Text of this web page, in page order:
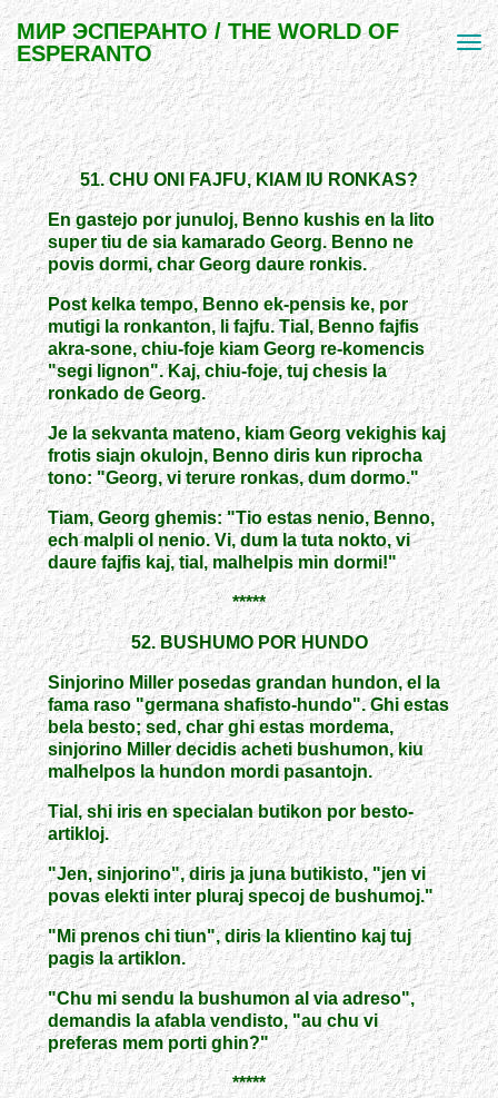
МИР ЭСПЕРАНТО / THE WORLD OF
ESPERANTO
51. CHU ONI FAJFU, KIAM IU RONKAS?
En gastejo por junuloj, Benno kushis en la lito
super tiu de sia kamarado Georg. Benno ne
povis dormi, char Georg daure ronkis.
Post kelka tempo, Benno ek-pensis ke, por
mutigi la ronkanton, li fajfu. Tial, Benno fajfis
akra-sone, chiu-foje kiam Georg re-komencis
"segi lignon". Kaj, chiu-foje, tuj chesis la
ronkado de Georg.
Je la sekvanta mateno, kiam Georg vekighis kaj
frotis siajn okulojn, Benno diris kun riprocha
tono: "Georg, vi terure ronkas, dum dormo."
Tiam, Georg ghemis: "Tio estas nenio, Benno,
ech malpli ol nenio. Vi, dum la tuta nokto, vi
daure fajfis kaj, tial, malhelpis min dormi!"
*****
52. BUSHUMO POR HUNDO
Sinjorino Miller posedas grandan hundon, el la
fama raso "germana shafisto-hundo". Ghi estas
bela besto; sed, char ghi estas mordema,
sinjorino Miller decidis acheti bushumon, kiu
malhelpos la hundon mordi pasantojn.
Tial, shi iris en specialan butikon por besto-
artikloj.
"Jen, sinjorino", diris ja juna butikisto, "jen vi
povas elekti inter pluraj specoj de bushumoj."
"Mi prenos chi tiun", diris la klientino kaj tuj
pagis la artiklon.
"Chu mi sendu la bushumon al via adreso",
demandis la afabla vendisto, "au chu vi
preferas mem porti ghin?"
*****